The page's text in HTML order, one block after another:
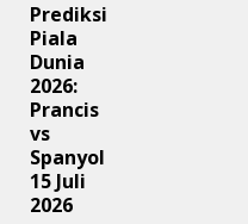
Prediksi
Piala
Dunia
2026:
Prancis
vs
Spanyol
15 Juli
2026